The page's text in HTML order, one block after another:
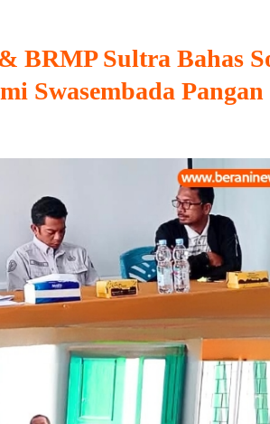
BRMP Sultra Bahas
Swasembada Pangan